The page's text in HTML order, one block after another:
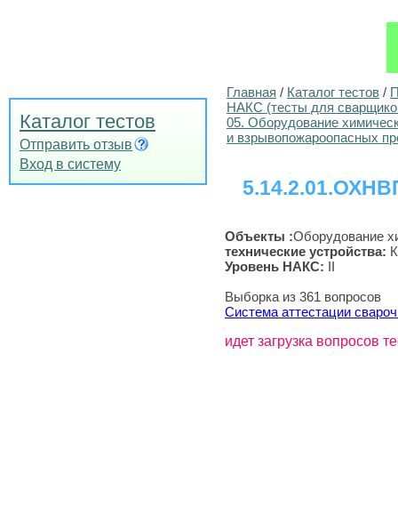
Каталог тестов
Отправить отзыв
Вход в систему
Главная / Каталог тестов /
НАКС (тесты для
05. Оборудование
и взрывопожароопасных
Объекты :Оборудование
технические устройства:
Уровень НАКС: II
Выборка из 361 вопросов
Система аттестации
идет загрузка вопросов